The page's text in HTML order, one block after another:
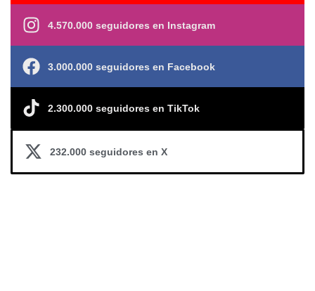
4.570.000 seguidores en Instagram
3.000.000 seguidores en Facebook
2.300.000 seguidores en TikTok
232.000 seguidores en X